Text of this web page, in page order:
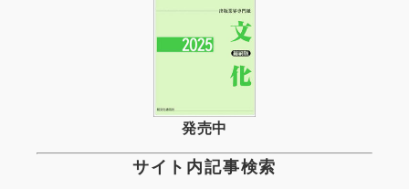
発売中
サイト内記事検索